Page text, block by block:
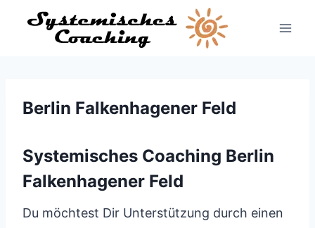
Inhalt
Berlin Falkenhagener Feld
Systemisches Coaching Berlin
Falkenhagener Feld
Du möchtest Dir Unterstützung durch einen